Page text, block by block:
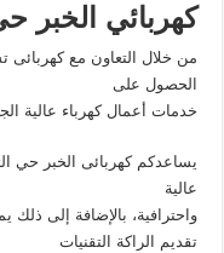
كهربائي الخبر
من خلال التعاون مع كهربائى
الحصول على
خدمات أعمال كهرباء عالية
يساعدكم كهربائى الخبر حي
عالية
واحترافية، بالإضافة إلى ذلك
تقديم الراكة التقنيات